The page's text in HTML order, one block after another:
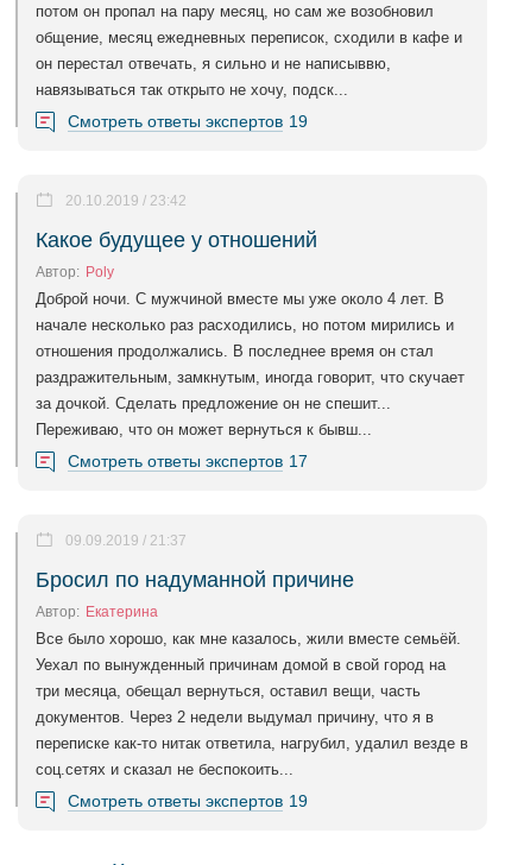
потом он пропал на пару месяц, но сам же возобновил
общение, месяц ежедневных переписок, сходили в кафе и
он перестал отвечать, я сильно и не написыввю,
навязываться так открыто не хочу, подск...
Смотреть ответы экспертов 19
Какое будущее у отношений
20.10.2019 / 23:42
Автор: Poly
Доброй ночи. С мужчиной вместе мы уже около 4 лет. В
начале несколько раз расходились, но потом мирились и
отношения продолжались. В последнее время он стал
раздражительным, замкнутым, иногда говорит, что скучает
за дочкой. Сделать предложение он не спешит...
Переживаю, что он может вернуться к бывш...
Смотреть ответы экспертов 17
Бросил по надуманной причине
09.09.2019 / 21:37
Автор: Екатерина
Все было хорошо, как мне казалось, жили вместе семьёй.
Уехал по вынужденный причинам домой в свой город на
три месяца, обещал вернуться, оставил вещи, часть
документов. Через 2 недели выдумал причину, что я в
переписке как-то нитак ответила, нагрубил, удалил везде в
соц.сетях и сказал не беспокоить...
Смотреть ответы экспертов 19